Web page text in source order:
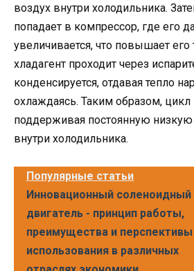
воздух внутри холодильника.
попадает в компрессор, где его
увеличивается, что повышает
хладагент проходит через
конденсируется, отдавая тепло
охлаждаясь. Таким образом, цикл
поддерживая постоянную низкую
внутри холодильника.
Популярные статьи
Инновационный соленоидный
двигатель - принцип работы,
преимущества и перспективы
использования в различных